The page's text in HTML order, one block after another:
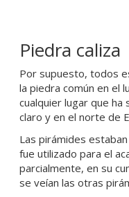
Piedra caliza
Por supuesto, todos
la piedra común en el
cualquier lugar que ha
claro y en el norte de
Las pirámides
fue utilizado para el
parcialmente, en su
se veían las otras